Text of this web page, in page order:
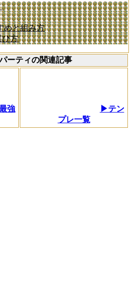
めと組み方
び方
ーティの関連記事
強
▶テン
プレ一覧